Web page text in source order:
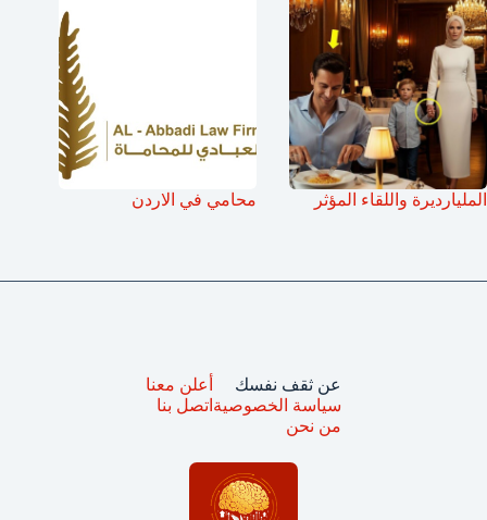
المليارديرة واللقاء المؤثر محامي في الاردن
عن ثقف نفسك
سياسة الخصوصية
من نحن
أعلن معنا
اتصل بنا